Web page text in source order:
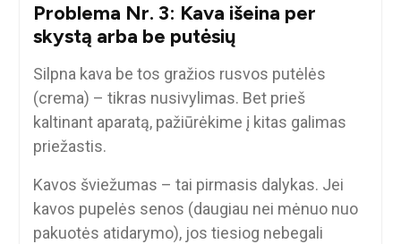
Problema Nr. 3: Kava išeina per
skystą arba be putėsių
Silpna kava be tos gražios rusvos putėlės
(crema) – tikras nusivylimas. Bet prieš
kaltinant aparatą, pažiūrėkime į kitas galimas
priežastis.
Kavos šviežumas – tai pirmasis dalykas. Jei
kavos pupelės senos (daugiau nei mėnuo nuo
pakuotės atidarymo), jos tiesiog nebegali